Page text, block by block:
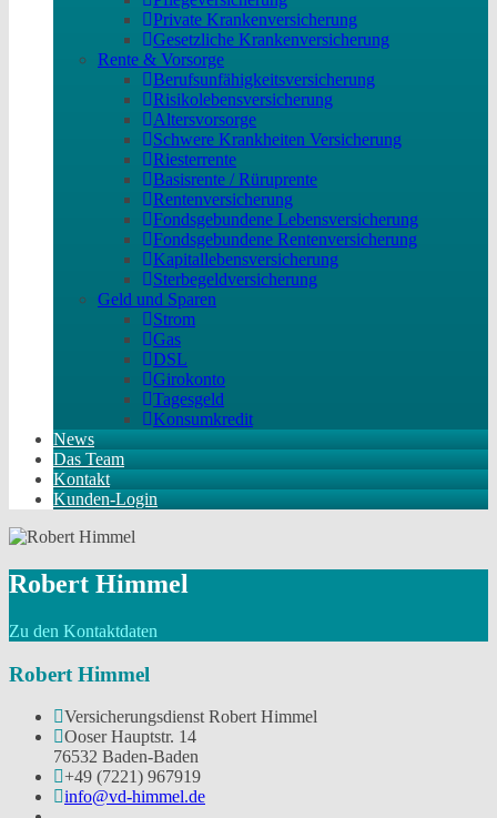
Private Krankenversicherung
Gesetzliche Krankenversicherung
Rente & Vorsorge
Berufs­unfähigkeitsversicherung
Risikolebensversicherung
Altersvorsorge
Schwere Krankheiten Versicherung
Riesterrente
Basisrente / Rüruprente
Rentenversicherung
Fondsgebundene Lebensversicherung
Fondsgebundene Rentenversicherung
Kapitallebensversicherung
Sterbegeldversicherung
Geld und Sparen
Strom
Gas
DSL
Girokonto
Tagesgeld
Konsumkredit
News
Das Team
Kontakt
Kunden-Login
Robert Himmel
Zu den Kontaktdaten
Robert Himmel
Versicherungsdienst Robert Himmel
Ooser Hauptstr. 14
76532 Baden-Baden
+49 (7221) 967919
info@vd-himmel.de